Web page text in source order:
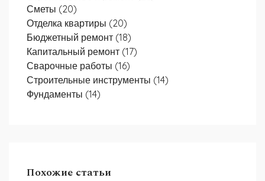
Сметы (20)
Отделка квартиры (20)
Бюджетный ремонт (18)
Капитальный ремонт (17)
Сварочные работы (16)
Строительные инструменты (14)
Фундаменты (14)
Похожие статьи